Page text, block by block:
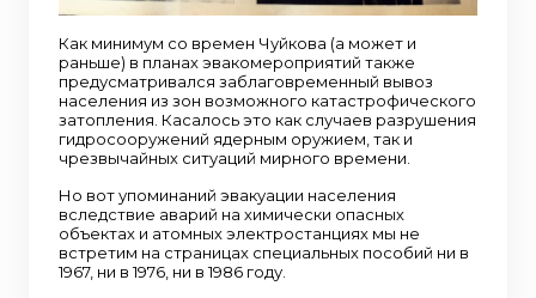
Как минимум со времен Чуйкова (а может и
раньше) в планах эвакомероприятий также
предусматривался заблаговременный вывоз
населения из зон возможного катастрофического
затопления. Касалось это как случаев разрушения
гидросооружений ядерным оружием, так и
чрезвычайных ситуаций мирного времени.
Но вот упоминаний эвакуации населения
вследствие аварий на химически опасных
объектах и атомных электростанциях мы не
встретим на страницах специальных пособий ни в
1967, ни в 1976, ни в 1986 году.